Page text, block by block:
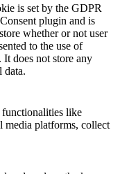
is set by the GDPR
plugin and is
whether or not user
to the use of
It does not store any
data.
like
media platforms, collect